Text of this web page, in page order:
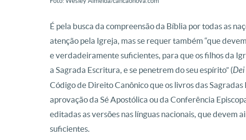
É pela busca da compreensão da Bíblia por todas as
atenção pela Igreja, mas se requer também “que
e verdadeiramente suficientes, para que os filhos da
a Sagrada Escritura, e se penetrem do seu espírito” (
Código de Direito Canônico que os livros das
aprovação da Sé Apostólica ou da Conferência
editadas as versões nas línguas nacionais, que devem
suficientes.